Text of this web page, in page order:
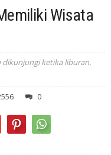
Wisata
dikunjungi ketika liburan.
0